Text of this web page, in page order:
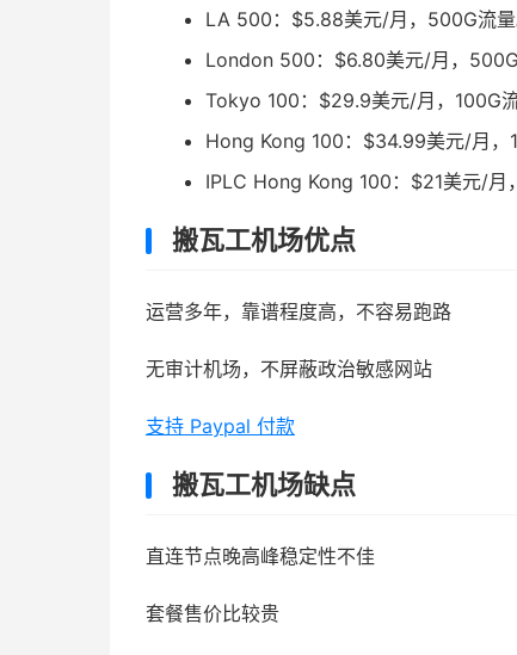
LA 500：$5.88美元/月，500G流量
London 500：$6.80美元/月，500G
Tokyo 100：$29.9美元/月，100G流
Hong Kong 100：$34.99美元/月，
IPLC Hong Kong 100：$21美元/月
搬瓦工机场优点
运营多年，靠谱程度高，不容易跑路
无审计机场，不屏蔽政治敏感网站
支持 Paypal 付款
搬瓦工机场缺点
直连节点晚高峰稳定性不佳
套餐售价比较贵